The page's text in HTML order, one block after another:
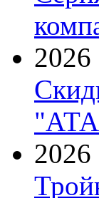
2026
2026